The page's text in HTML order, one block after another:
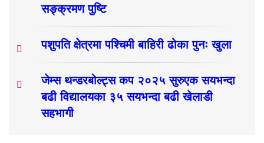
सङ्क्रमण पुष्टि
पशुपति क्षेत्रमा पश्चिमी बाहिरी ढोका पुनः खुला
जेम्स थन्डरबोल्ट्स कप २०२५ सुरुएक सयभन्दा
बढी विद्यालयका ३५ सयभन्दा बढी खेलाडी
सहभागी